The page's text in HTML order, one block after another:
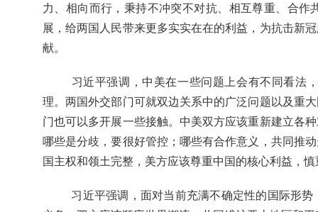
力、相向而行，秉持不冲突不对抗、相互尊重、合
展，给两国人民带来更多实实在在的利益，为抗击新
献。
习近平强调，中美在一些问题上会有不同看法
理。两国外交部门可就双边关系中的广泛问题以及重
门也可以多开展一些接触。中美双方应该重新建立各
哪些是分歧，要很好管控；哪些有合作意义，共同推
国主权和领土完整，美方应该尊重中国的核心利益，
习近平强调，面对当前充满不确定性的国际形